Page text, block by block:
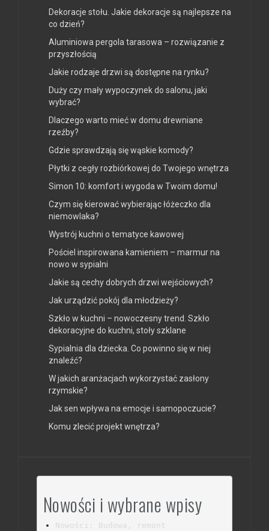
Dekoracje stołu. Jakie dekoracje są najlepsze na
co dzień?
Aluminiowa pergola tarasowa – rozwiązanie z
przyszłością
Jakie rodzaje drzwi są dostępne na rynku?
Duży czy mały wypoczynek do salonu, jaki
wybrać?
Dlaczego warto mieć w domu drewniane
rzeźby?
Gdzie sprawdzają się wąskie komody?
Płytki z cegły rozbiórkowej do Twojego wnętrza
Simon 10: komfort i wygoda w Twoim domu!
Czym się kierować wybierając łóżeczko dla
niemowlaka?
Wystrój kuchni o tematyce kawowej
Pościel inspirowana kamieniem – marmur na
nowo w sypialni
Jakie są cechy dobrych drzwi wejściowych?
Jak urządzić pokój dla młodzieży?
Szkło w kuchni – nowoczesny trend. Szkło
dekoracyjne do kuchni, stoły szklane
Sypialnia dla dziecka. Co powinno się w niej
znaleźć?
W jakich aranżacjach wykorzystać zasłony
rzymskie?
Jak sen wpływa na emocje i samopoczucie?
Komu zlecić projekt wnętrza?
Nowości i wybrane wpisy
Nowości: Budowa, remont